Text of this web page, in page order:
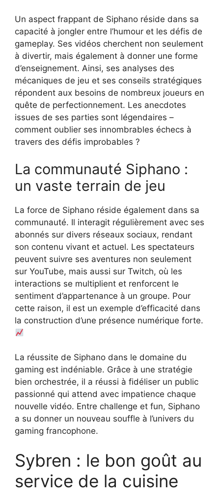
Un aspect frappant de Siphano réside dans sa
capacité à jongler entre l’humour et les défis de
gameplay. Ses vidéos cherchent non seulement
à divertir, mais également à donner une forme
d’enseignement. Ainsi, ses analyses des
mécaniques de jeu et ses conseils stratégiques
répondent aux besoins de nombreux joueurs en
quête de perfectionnement. Les anecdotes
issues de ses parties sont légendaires –
comment oublier ses innombrables échecs à
travers des défis improbables ?
La communauté Siphano :
un vaste terrain de jeu
La force de Siphano réside également dans sa
communauté. Il interagit régulièrement avec ses
abonnés sur divers réseaux sociaux, rendant
son contenu vivant et actuel. Les spectateurs
peuvent suivre ses aventures non seulement
sur YouTube, mais aussi sur Twitch, où les
interactions se multiplient et renforcent le
sentiment d’appartenance à un groupe. Pour
cette raison, il est un exemple d’efficacité dans
la construction d’une présence numérique forte.
La réussite de Siphano dans le domaine du
gaming est indéniable. Grâce à une stratégie
bien orchestrée, il a réussi à fidéliser un public
passionné qui attend avec impatience chaque
nouvelle vidéo. Entre challenge et fun, Siphano
a su donner un nouveau souffle à l’univers du
gaming francophone.
Sybren : le bon goût au
service de la cuisine